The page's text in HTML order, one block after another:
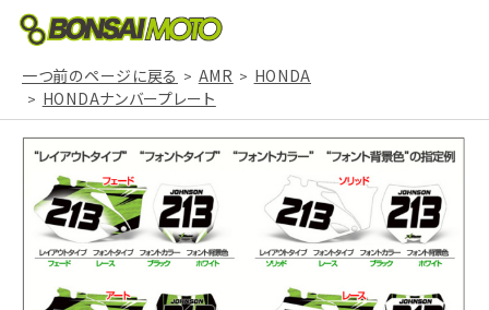
一つ前のページに戻る AMR
HONDA
HONDAナンバープレート